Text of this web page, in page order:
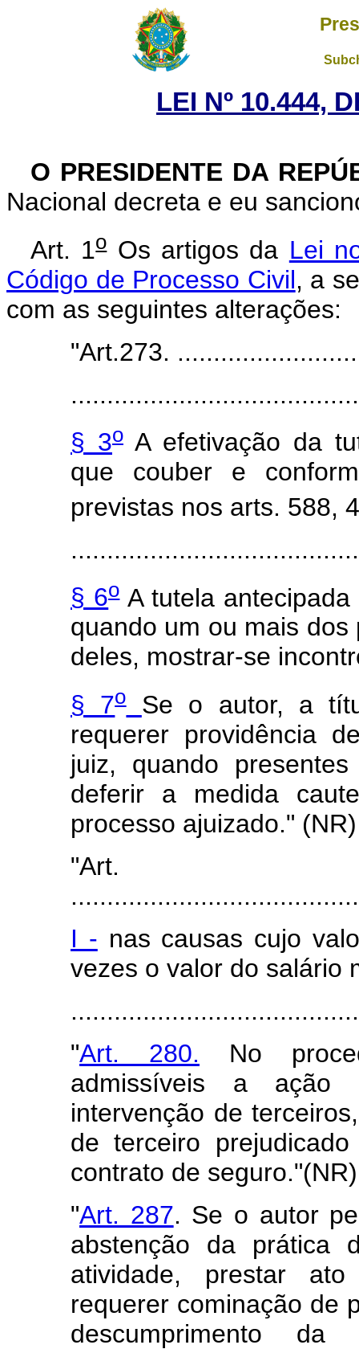
LEI Nº 10.444,
O PRESIDENTE DA
Nacional decreta e eu
Art. 1o Os artigos da Lei
Código de Processo Civil, a
com as seguintes alterações:
"Art.273.
§ 3o A efetivação da
que couber e
previstas nos arts. 588,
§ 6oA tutela antecipada
quando um ou mais
deles, mostrar-se
§ 7o
Se o autor, a
requerer providência
juiz, quando
deferir a medida
processo ajuizado." (NR)
I - nas causas cujo
vezes o valor do salário
"Art. 280. No
admissíveis a ação
intervenção de
de terceiro
contrato de seguro."(NR)
"Art. 287. Se o autor
abstenção da prática
atividade, prestar
requerer cominação de
descumprimento